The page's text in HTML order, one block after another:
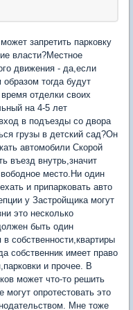
запретить парковку
власти?Местное
движения - да,если
тогда будут
отделки своих
на 4-5 лет
в подъезды со двора
грузы в детский сад?Он
автомобили Скорой
въезд внутрь,значит
место.Ни один
и припарковать авто
у Застройщика могут
это несколько
быть один
собственности,квартиры
собственник имеет право
и прочее. В
может что-то решить
опротестовать это
Мне тоже